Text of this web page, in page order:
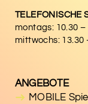
TELEFONISCHE
montags: 10.30 –
mittwochs: 13.30
ANGEBOTE
MOBILE